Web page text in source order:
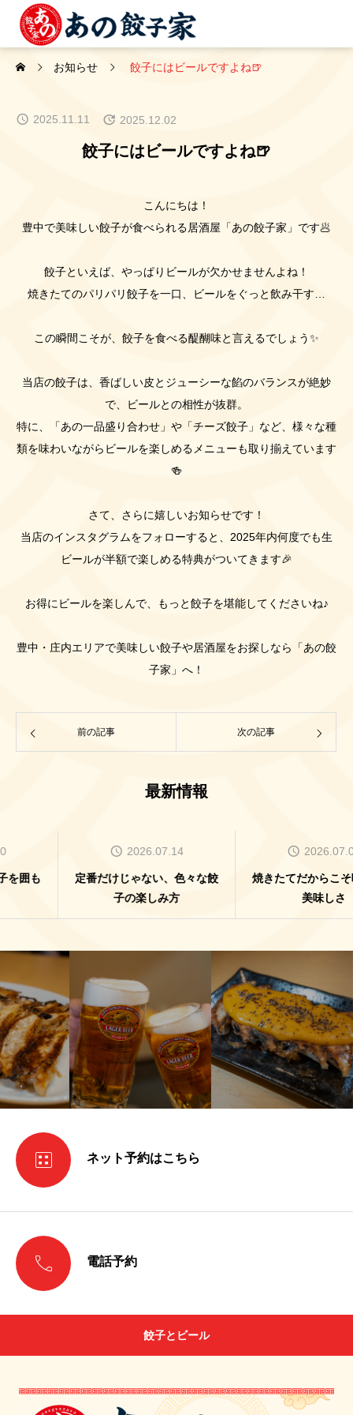
お知らせ 餃子にはビールですよね🍺
2025.11.11 2025.12.02
餃子にはビールですよね🍺
こんにちは！
豊中で美味しい餃子が食べられる居酒屋「あの餃子家」です🥟
餃子といえば、やっぱりビールが欠かせませんよね！
焼きたてのパリパリ餃子を一口、ビールをぐっと飲み干す…
この瞬間こそが、餃子を食べる醍醐味と言えるでしょう✨
当店の餃子は、香ばしい皮とジューシーな餡のバランスが絶妙
で、ビールとの相性が抜群。
特に、「あの一品盛り合わせ」や「チーズ餃子」など、様々な種
類を味わいながらビールを楽しめるメニューも取り揃えています
🍻
さて、さらに嬉しいお知らせです！
当店のインスタグラムをフォローすると、2025年内何度でも生
ビールが半額で楽しめる特典がついてきます🎉
お得にビールを楽しんで、もっと餃子を堪能してくださいね♪
豊中・庄内エリアで美味しい餃子や居酒屋をお探しなら「あの餃
子家」へ！
前の記事 次の記事
最新情報
2026.07.14
定番だけじゃない、色々な餃
子の楽しみ方
2026.07.07
焼きたてだからこそ味わえる
 ネット予約はこちら
 電話予約
餃子とビール